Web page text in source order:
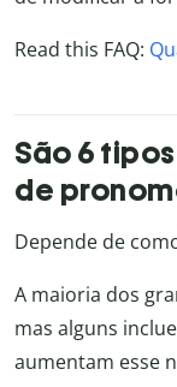
Read this FAQ:
São 6
de
Depende de
A maioria dos
mas alguns
aumentam esse